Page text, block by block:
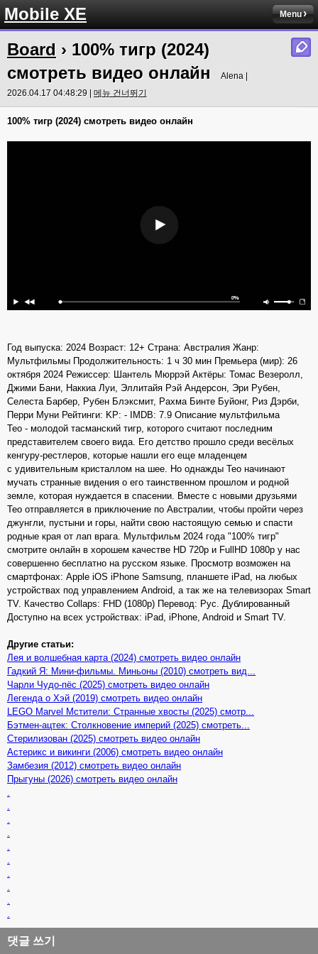
Mobile XE Menu
Board › 100% тигр (2024)
смотреть видео онлайн
Alena |
2026.04.17 04:48:29 | 메뉴 건너뛰기
100% тигр (2024) смотреть видео онлайн
Год выпуска: 2024 Возраст: 12+ Страна: Австралия Жанр:
Мультфильмы Продолжительность: 1 ч 30 мин Премьера (мир): 26
октября 2024 Режиссер: Шантель Мюррэй Актёры: Томас Везеролл,
Джими Бани, Наккиа Луи, Эллитайя Рэй Андерсон, Эри Рубен,
Селеста Барбер, Рубен Блэксмит, Рахма Бинте Буйонг, Риз Дэрби,
Перри Муни Рейтинги: KP: - IMDB: 7.9 Описание мультфильма
Тео - молодой тасманский тигр, которого считают последним
представителем своего вида. Его детство прошло среди весёлых
кенгуру-рестлеров, которые нашли его еще младенцем
с удивительным кристаллом на шее. Но однажды Тео начинают
мучать странные видения о его таинственном прошлом и родной
земле, которая нуждается в спасении. Вместе с новыми друзьями
Тео отправляется в приключение по Австралии, чтобы пройти через
джунгли, пустыни и горы, найти свою настоящую семью и спасти
родные края от лап врага. Мультфильм 2024 года "100% тигр"
смотрите онлайн в хорошем качестве HD 720p и FullHD 1080p у нас
совершенно бесплатно на русском языке. Просмотр возможен на
смартфонах: Apple iOS iPhone Samsung, планшете iPad, на любых
устройствах под управлением Android, а так же на телевизорах Smart
TV. Качество Collaps: FHD (1080p) Перевод: Рус. Дублированный
Доступно на всех устройствах: iPad, iPhone, Android и Smart TV.
Другие статьи:
Лея и волшебная карта (2024) смотреть видео онлайн
Гадкий Я: Мини-фильмы. Миньоны (2010) смотреть вид...
Чарли Чудо-пёс (2025) смотреть видео онлайн
Легенда о Хэй (2019) смотреть видео онлайн
LEGO Marvel Мстители: Странные хвосты (2025) смотр...
Бэтмен-ацтек: Столкновение империй (2025) смотреть...
Стерилизован (2025) смотреть видео онлайн
Астерикс и викинги (2006) смотреть видео онлайн
Замбезия (2012) смотреть видео онлайн
Прыгуны (2026) смотреть видео онлайн
댓글 쓰기